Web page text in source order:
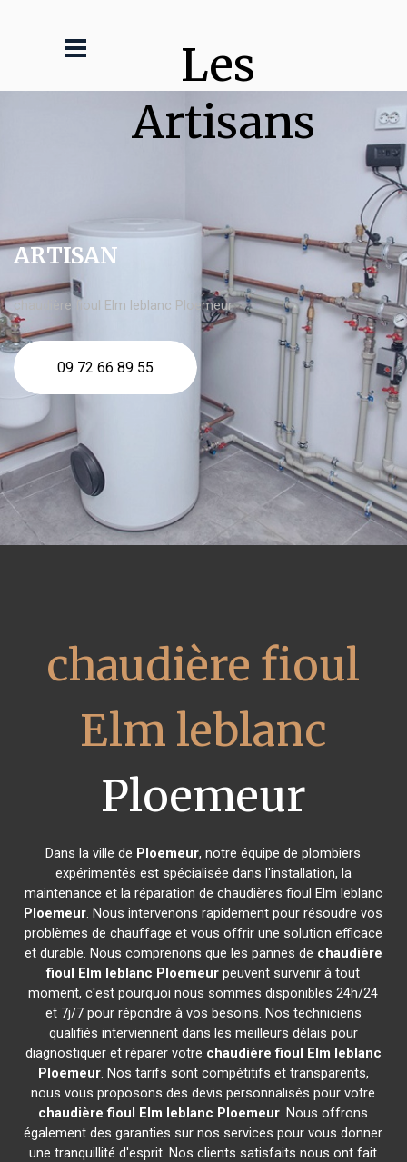
Les
Artisans
ARTISAN
chaudière fioul Elm leblanc Ploemeur
09 72 66 89 55
chaudière fioul
Elm leblanc
Ploemeur
Dans la ville de Ploemeur, notre équipe de plombiers
expérimentés est spécialisée dans l'installation, la
maintenance et la réparation de chaudières fioul Elm leblanc
Ploemeur. Nous intervenons rapidement pour résoudre vos
problèmes de chauffage et vous offrir une solution efficace
et durable. Nous comprenons que les pannes de chaudière
fioul Elm leblanc Ploemeur peuvent survenir à tout
moment, c'est pourquoi nous sommes disponibles 24h/24
et 7j/7 pour répondre à vos besoins. Nos techniciens
qualifiés interviennent dans les meilleurs délais pour
diagnostiquer et réparer votre chaudière fioul Elm leblanc
Ploemeur. Nos tarifs sont compétitifs et transparents,
nous vous proposons des devis personnalisés pour votre
chaudière fioul Elm leblanc Ploemeur. Nous offrons
également des garanties sur nos services pour vous donner
une tranquillité d'esprit. Nos clients satisfaits nous ont fait